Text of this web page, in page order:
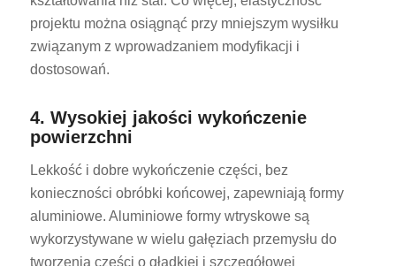
projektu można osiągnąć przy mniejszym wysiłku
związanym z wprowadzaniem modyfikacji i
dostosowań.
4. Wysokiej jakości wykończenie
powierzchni
Lekkość i dobre wykończenie części, bez
konieczności obróbki końcowej, zapewniają formy
aluminiowe. Aluminiowe formy wtryskowe są
wykorzystywane w wielu gałęziach przemysłu do
tworzenia części o gładkiej i szczegółowej